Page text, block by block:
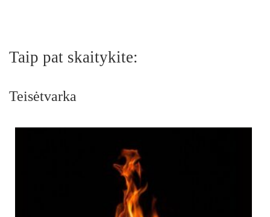
Taip pat skaitykite:
Teisėtvarka